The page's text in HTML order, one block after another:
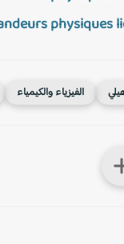
الفيزياء والكيمياء